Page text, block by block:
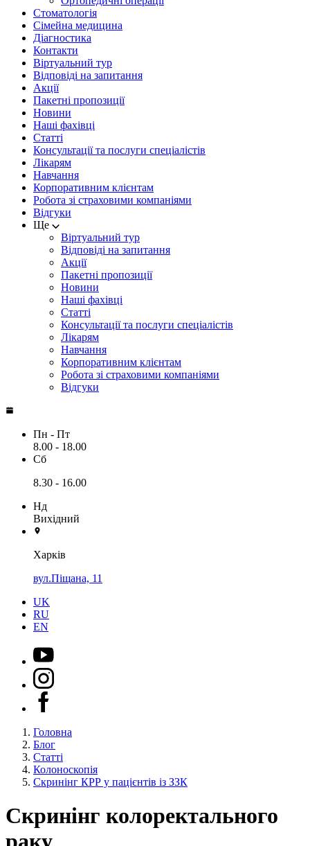
Стоматологія
Сімейна медицина
Діагностика
Контакти
Віртуальний тур
Відповіді на запитання
Акції
Пакетні пропозиції
Новини
Наші фахівці
Статті
Консультації та послуги спеціалістів
Лікарям
Навчання
Корпоративним клієнтам
Робота зі страховими компаніями
Відгуки
Ще
Віртуальний тур
Відповіді на запитання
Акції
Пакетні пропозиції
Новини
Наші фахівці
Статті
Консультації та послуги спеціалістів
Лікарям
Навчання
Корпоративним клієнтам
Робота зі страховими компаніями
Відгуки
Пн - Пт
8.00 - 18.00
Сб
8.30 - 16.00
Нд
Вихідний
Харків
вул.Піщана, 11
UK
RU
EN
Головна
Блог
Статті
Колоноскопія
Скринінг КРР у пацієнтів із ЗЗК
Скринінг колоректального